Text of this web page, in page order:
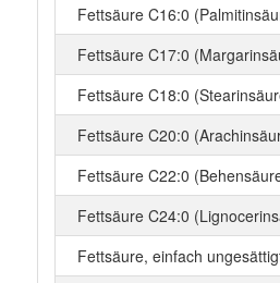
Fettsäure C16:0
Fettsäure C17:0
Fettsäure C18:0
Fettsäure C20:0
Fettsäure C22:0
Fettsäure C24:0
Fettsäure, einfach